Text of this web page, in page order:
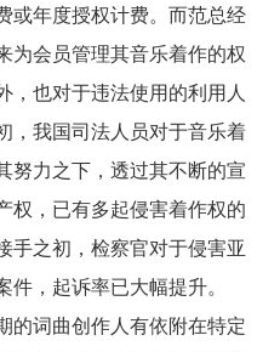
或年度授权计费。而范总经
为会员管理其音乐着作的权
，也对于违法使用的利用人
，我国司法人员对于音乐着
努力之下，透过其不断的宣
权，已有多起侵害着作权的
手之初，检察官对于侵害亚
件，起诉率已大幅提升。
的词曲创作人有依附在特定